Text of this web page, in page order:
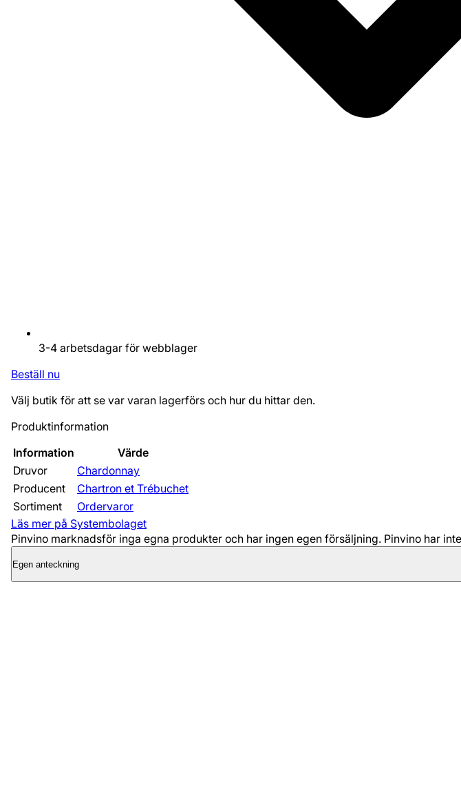
3-4 arbetsdagar för webblager
Beställ nu
Välj butik för att se var varan lagerförs och hur du hittar den.
Produktinformation
Information
Värde
Druvor
Chardonnay
Producent
Chartron et Trébuchet
Sortiment
Ordervaror
Läs mer på Systembolaget
Pinvino marknadsför inga egna produkter och har ingen egen försäljning. Pinvino har
Egen anteckning